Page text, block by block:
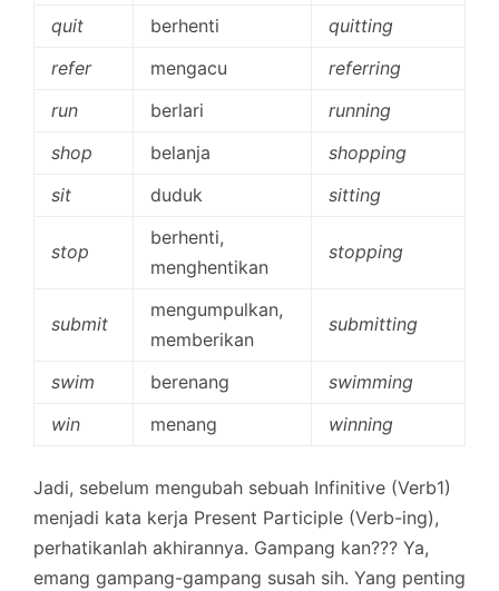
quit berhenti
quitting
refer
mengacu
referring
run
berlari
running
shop
belanja
shopping
sit
duduk sitting
stop
berhenti,
menghentikan
stopping
submit
mengumpulkan,
memberikan
submitting
swim berenang
swimming
win
menang winning
Jadi, sebelum mengubah sebuah Infinitive (Verb1)
menjadi kata kerja Present Participle (Verb-ing),
perhatikanlah akhirannya. Gampang kan??? Ya,
emang gampang-gampang susah sih. Yang penting